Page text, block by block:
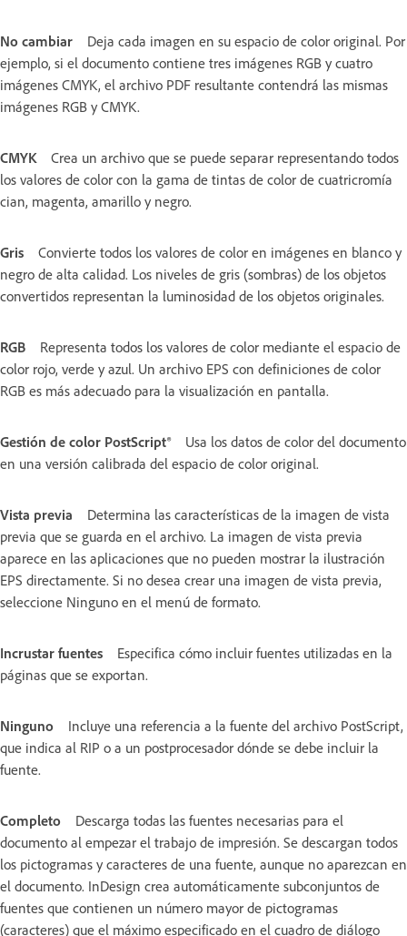
No cambiar
Deja cada imagen en su espacio de color original. Por
ejemplo, si el documento contiene tres imágenes RGB y cuatro
imágenes CMYK, el archivo PDF resultante contendrá las mismas
imágenes RGB y CMYK.
CMYK
Crea un archivo que se puede separar representando todos
los valores de color con la gama de tintas de color de cuatricromía
cian, magenta, amarillo y negro.
Gris
Convierte todos los valores de color en imágenes en blanco y
negro de alta calidad. Los niveles de gris (sombras) de los objetos
convertidos representan la luminosidad de los objetos originales.
RGB
Representa todos los valores de color mediante el espacio de
color rojo, verde y azul. Un archivo EPS con definiciones de color
RGB es más adecuado para la visualización en pantalla.
Gestión de color PostScript®
Usa los datos de color del documento
en una versión calibrada del espacio de color original.
Vista previa
Determina las características de la imagen de vista
previa que se guarda en el archivo. La imagen de vista previa
aparece en las aplicaciones que no pueden mostrar la ilustración
EPS directamente. Si no desea crear una imagen de vista previa,
seleccione Ninguno en el menú de formato.
Incrustar fuentes
Especifica cómo incluir fuentes utilizadas en la
páginas que se exportan.
Ninguno
Incluye una referencia a la fuente del archivo PostScript,
que indica al RIP o a un postprocesador dónde se debe incluir la
fuente.
Completo
Descarga todas las fuentes necesarias para el
documento al empezar el trabajo de impresión. Se descargan todos
los pictogramas y caracteres de una fuente, aunque no aparezcan en
el documento. InDesign crea automáticamente subconjuntos de
fuentes que contienen un número mayor de pictogramas
(caracteres) que el máximo especificado en el cuadro de diálogo